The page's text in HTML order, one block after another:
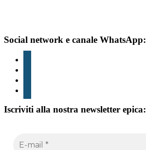
footer
Social network e canale WhatsApp:
Iscriviti alla nostra newsletter epica: